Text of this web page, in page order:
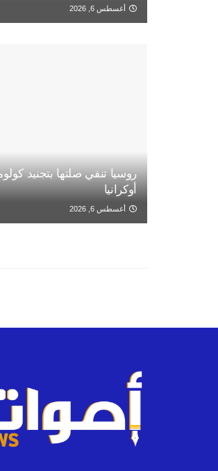
أغسطس 6, 2026
روسيا تنفي صلتها بتجنيد
أوكرانيا
أغسطس 6, 2026